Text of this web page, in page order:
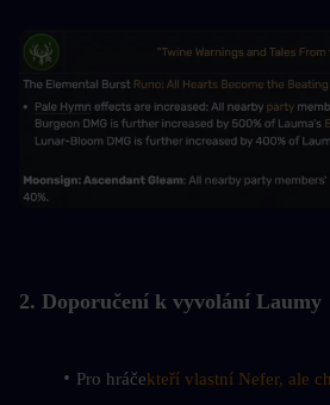
2. Doporučení k vyvolání Laumy
Pro hráčekteří vlastní Nefer, ale